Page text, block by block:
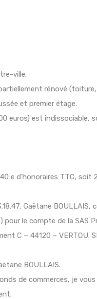
ville.
rénové
et premier étage.
euros) est indissociable,
e d’honoraires TTC, soit
Gaëtane BOULLAIS,
pour le compte de la SAS
C – 44120 – VERTOU.
BOULLAIS.
de commerces, je